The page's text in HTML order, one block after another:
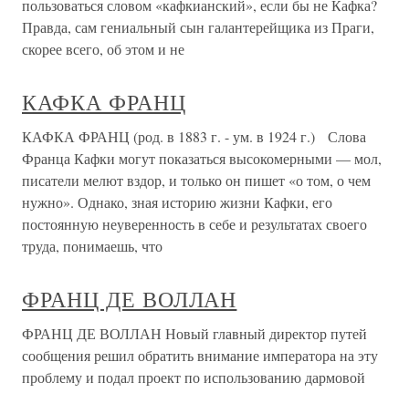
пользоваться словом «кафкианский», если бы не Кафка?
Правда, сам гениальный сын галантерейщика из Праги,
скорее всего, об этом и не
КАФКА ФРАНЦ
КАФКА ФРАНЦ (род. в 1883 г. - ум. в 1924 г.) Слова
Франца Кафки могут показаться высокомерными — мол,
писатели мелют вздор, и только он пишет «о том, о чем
нужно». Однако, зная историю жизни Кафки, его
постоянную неуверенность в себе и результатах своего
труда, понимаешь, что
ФРАНЦ ДЕ ВОЛЛАН
ФРАНЦ ДЕ ВОЛЛАН Новый главный директор путей
сообщения решил обратить внимание императора на эту
проблему и подал проект по использованию дармовой